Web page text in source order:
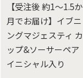
【受注後 約1～1.5か
月でお届け】イブニ
ングマジェスティ カ
ップ&ソーサーペア
イニシャル入り